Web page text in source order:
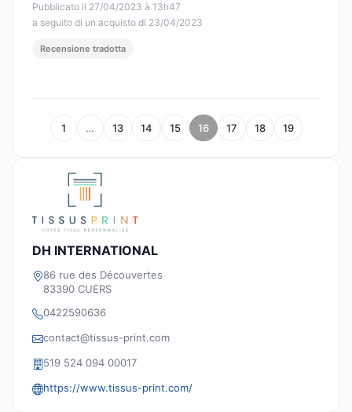
Pubblicato il 27/04/2023 à 13h47
a seguito di un acquisto di 23/04/2023
Recensione tradotta
1 … 13 14 15 16 17 18 19
DH INTERNATIONAL
86 rue des Découvertes
83390 CUERS
0422590636
contact@tissus-print.com
519 524 094 00017
https://www.tissus-print.com/